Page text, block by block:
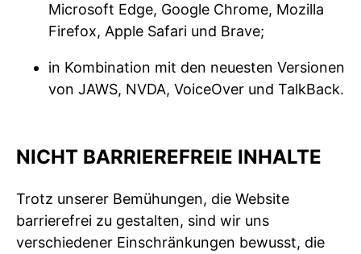
Microsoft Edge, Google Chrome, Mozilla
Firefox, Apple Safari und Brave;
in Kombination mit den neuesten Versionen
von JAWS, NVDA, VoiceOver und TalkBack.
NICHT BARRIEREFREIE INHALTE
Trotz unserer Bemühungen, die Website
barrierefrei zu gestalten, sind wir uns
verschiedener Einschränkungen bewusst, die